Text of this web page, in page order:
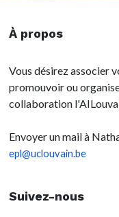
À propos
Vous désirez associer
promouvoir ou
collaboration
Envoyer un mail à
epl@uclouvain.be
Suivez-nous